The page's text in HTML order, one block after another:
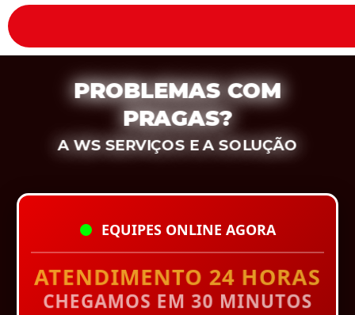
PROBLEMAS COM
PRAGAS?
A WS SERVIÇOS E A SOLUÇÃO
EQUIPES ONLINE AGORA
ATENDIMENTO 24 HORAS
CHEGAMOS EM 30 MINUTOS